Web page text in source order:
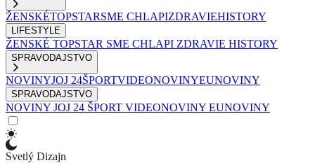
ŽENSKÉTOPSTARSME CHLAPIZDRAVIEHISTORY
LIFESTYLE
ŽENSKÉ TOPSTAR SME CHLAPI ZDRAVIE HISTORY
SPRAVODAJSTVO
NOVINYJOJ 24ŠPORTVIDEONOVINYEUNOVINY
SPRAVODAJSTVO
NOVINY JOJ 24 ŠPORT VIDEONOVINY EUNOVINY
Svetlý Dizajn